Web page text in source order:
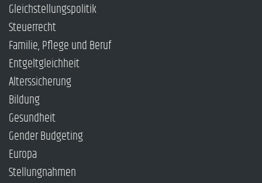
Gleichstellungspolitik
Steuerrecht
Familie, Pflege und Beruf
Entgeltgleichheit
Alterssicherung
Bildung
Gesundheit
Gender Budgeting
Europa
Stellungnahmen